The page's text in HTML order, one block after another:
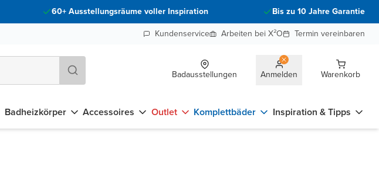
60+ Ausstellungsräume voller Inspiration
Bis zu 10 Jahre Garantie
Kundenservice
Arbeiten bei X²O Termin vereinbaren
Badausstellungen Anmelden Warenkorb
Badheizkörper Accessoires Outlet Komplettbäder Inspiration & Tipps